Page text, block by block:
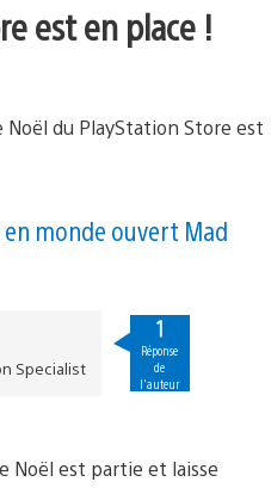
est en place !
monde ouvert Mad
Specialist
1
Réponse
de
l'auteur
Noël est partie et laisse